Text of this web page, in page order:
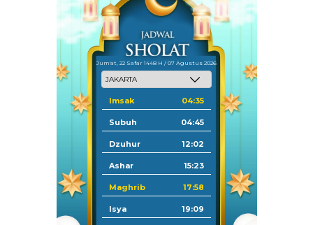
Jum'at, 22 Safar 1448 H / 07 Agustus 2026
Imsak 04:35
Subuh 04:45
Dzuhur 12:02
Ashar 15:23
Maghrib 17:58
Isya 19:09